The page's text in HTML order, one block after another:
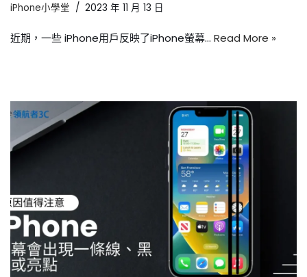
iPhone小學堂 2023 年 11 月 13 日
近期，一些 iPhone用戶反映了iPhone螢幕… Read More »